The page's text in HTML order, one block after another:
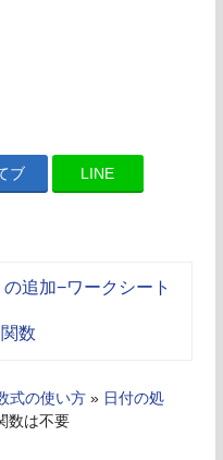
ブ LINE
追加−ワークシート
数
式の使い方 » 日付の処
数は不要